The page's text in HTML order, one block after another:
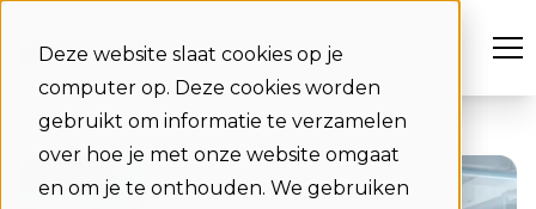
Deze website slaat cookies op je
computer op. Deze cookies worden
gebruikt om informatie te verzamelen
over hoe je met onze website omgaat
en om je te onthouden. We gebruiken